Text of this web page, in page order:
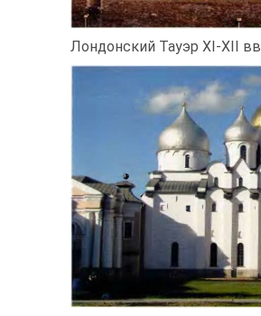
Лондонский Тауэр XI-XII вв